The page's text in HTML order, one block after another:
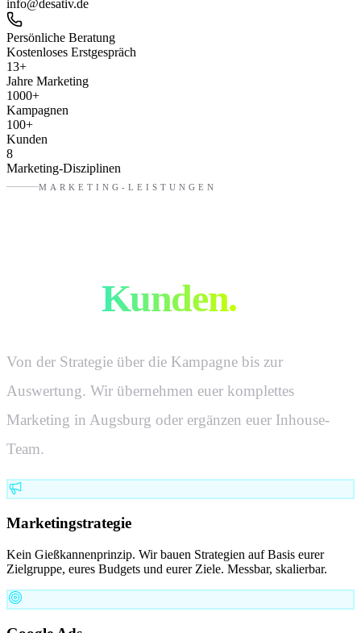
info@desativ.de
Persönliche Beratung
Kostenloses Erstgespräch
13+
Jahre Marketing
1000+
Kampagnen
100+
Kunden
8
Marketing-Disziplinen
MARKETING-LEISTUNGEN
Kunden.
Von der Strategie über die Kampagne bis zur
Auswertung. Wir übernehmen euer komplettes
Marketing in Augsburg oder ergänzen euer Inhouse-
Team.
Marketingstrategie
Kein Gießkannenprinzip. Wir bauen Strategien auf Basis eurer
Zielgruppe, eures Budgets und eurer Ziele. Messbar, skalierbar.